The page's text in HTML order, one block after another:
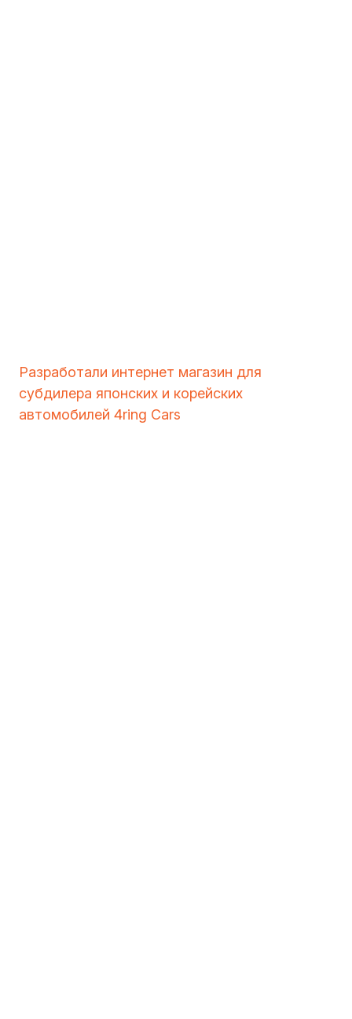
Разработали интернет магазин для
субдилера японских и корейских
автомобилей 4ring Cars